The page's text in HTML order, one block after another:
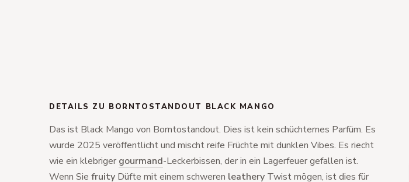
DETAILS ZU BORNTOSTANDOUT BLACK MANGO
Das ist Black Mango von Borntostandout. Dies ist kein schüchternes Parfüm. Es
wurde 2025 veröffentlicht und mischt reife Früchte mit dunklen Vibes. Es riecht
wie ein klebriger gourmand-Leckerbissen, der in ein Lagerfeuer gefallen ist.
Wenn Sie fruity Düfte mit einem schweren leathery Twist mögen, ist dies für